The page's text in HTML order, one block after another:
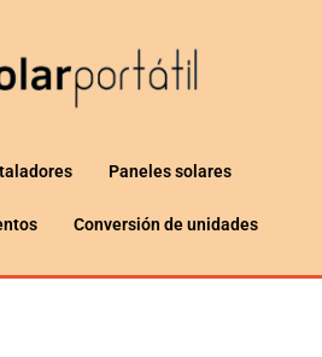
Paneles solares
Conversión de unidades